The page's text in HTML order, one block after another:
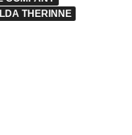
THERINNE